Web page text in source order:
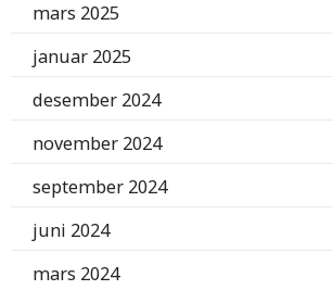
mars 2025
januar 2025
desember 2024
november 2024
september 2024
juni 2024
mars 2024